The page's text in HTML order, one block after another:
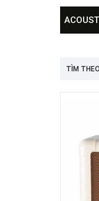
TÌM THEO